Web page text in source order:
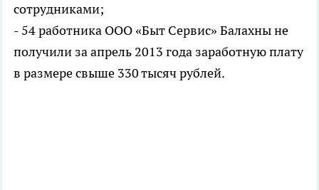
сотрудниками;
- 54 работника ООО «Быт Сервис» Балахны не
получили за апрель 2013 года заработную плату
в размере свыше 330 тысяч рублей.